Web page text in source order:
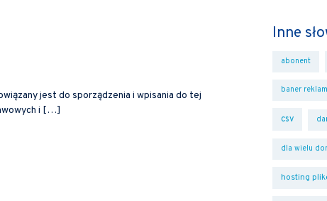
jest do sporządzenia i wpisania do tej
i […]
Inne
abonent
baner
csv
dla wielu
hosting